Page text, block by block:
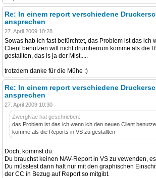
Re: In einem report verschiedene
ansprechen
27. April 2009 10:28
Sowas hab ich fast befürchtet, das Problem ist das ich
Client benutzen will nicht drumherrum komme als die
gestallten, das is ja der Mist.....
trotzdem danke für die Mühe :)
Re: In einem report verschiedene
ansprechen
27. April 2009 10:30
ZwergNae hat geschrieben:
das Problem ist das ich wenn ich den neuen Client
komme als die Reports in VS zu gestallten
Doch, kommst du.
Du brauchst keinen NAV-Report in VS zu vewenden,
Du müsstest dann halt nur mit den graphischen
der CC in Bezug auf Report so mitgibt.